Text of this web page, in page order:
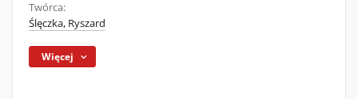
Twórca:
Ślęczka, Ryszard
Więcej